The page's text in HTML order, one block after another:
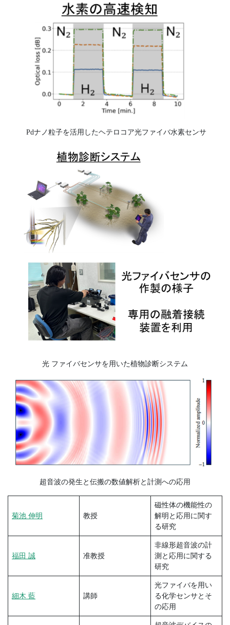
Pdナノ粒子を活用したヘテロコア光ファイバ水素センサ
光 ファイバセンサを用いた植物診断システム
超音波の発生と伝搬の数値解析と計測への応用
菊池 伸明 教授
磁性体の機能性の
解明と応用に関す
る研究
福田 誠 准教授
非線形超音波の計
測と応用に関する
研究
細木 藍 講師
光ファイバを用い
る化学センサとそ
の応用